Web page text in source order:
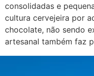
consolidadas e
cultura cervejeira por
chocolate, não sendo
artesanal também faz